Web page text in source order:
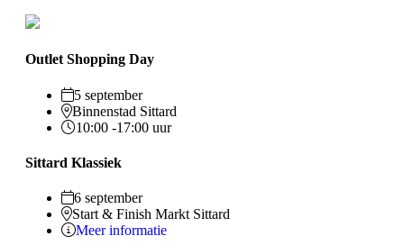
Outlet Shopping Day
5 september
Binnenstad Sittard
10:00 -17:00 uur
Sittard Klassiek
6 september
Start & Finish Markt Sittard
Meer informatie